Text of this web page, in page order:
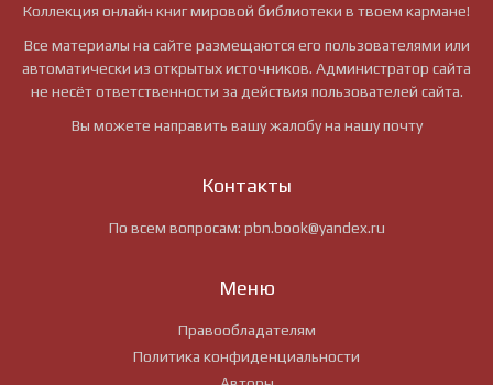
Коллекция онлайн книг мировой библиотеки в твоем кармане!
Все материалы на сайте размещаются его пользователями или
автоматически из открытых источников. Администратор сайта
не несёт ответственности за действия пользователей сайта.
Вы можете направить вашу жалобу на нашу почту
Контакты
По всем вопросам: pbn.book@yandex.ru
Меню
Правообладателям
Политика конфиденциальности